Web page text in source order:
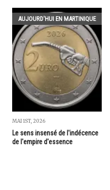
AUJOURD'HUI EN MARTINIQUE
MAI 1ST, 2026
Le sens insensé de l'indécence
de l'empire d'essence